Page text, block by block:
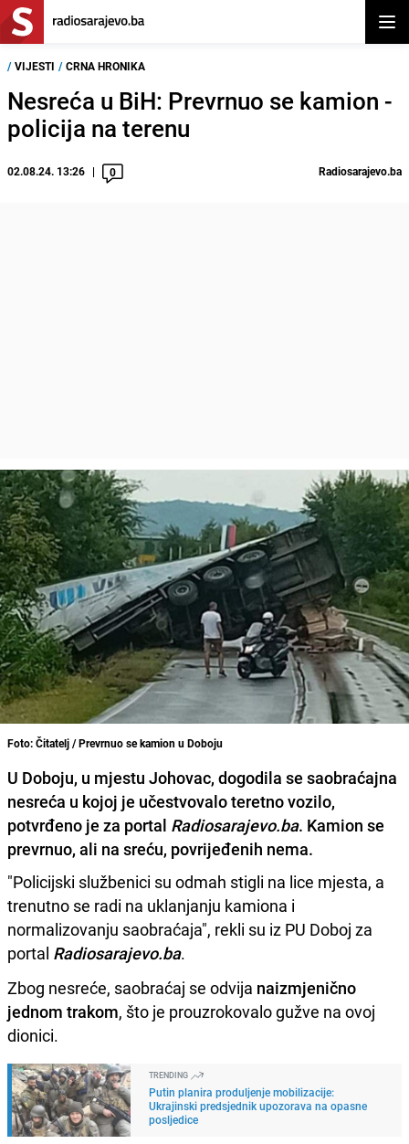
/ VIJESTI / CRNA HRONIKA
Nesreća u BiH: Prevrnuo se kamion -
policija na terenu
02.08.24. 13:26 0 Radiosarajevo.ba
Foto: Čitatelj / Prevrnuo se kamion u Doboju
U Doboju, u mjestu Johovac, dogodila se saobraćajna
nesreća u kojoj je učestvovalo teretno vozilo,
potvrđeno je za portal Radiosarajevo.ba. Kamion se
prevrnuo, ali na sreću, povrijeđenih nema.
"Policijski službenici su odmah stigli na lice mjesta, a
trenutno se radi na uklanjanju kamiona i
normalizovanju saobraćaja", rekli su iz PU Doboj za
portal Radiosarajevo.ba.
Zbog nesreće, saobraćaj se odvija naizmjenično
jednom trakom, što je prouzrokovalo gužve na ovoj
dionici.
TRENDING
Putin planira produljenje mobilizacije:
Ukrajinski predsjednik upozorava na opasne
posljedice